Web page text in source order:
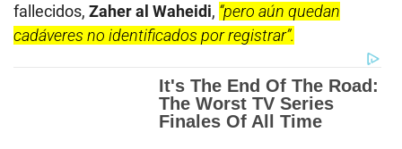
fallecidos, Zaher al Waheidi, “pero aún quedan
cadáveres no identificados por registrar”.